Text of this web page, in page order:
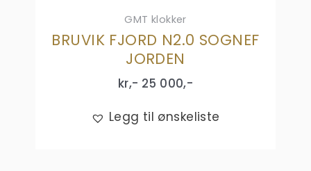
GMT klokker
BRUVIK FJORD N2.0 SOGNEF
JORDEN
kr,- 25 000,-
Legg til ønskeliste